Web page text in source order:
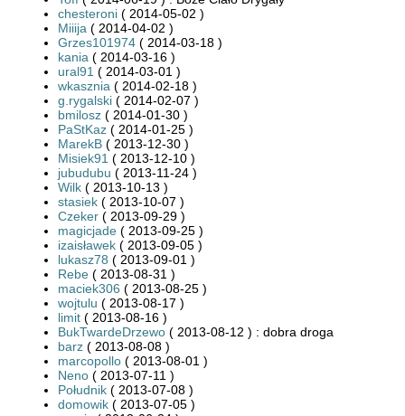
chesteroni ( 2014-05-02 )
Miiija ( 2014-04-02 )
Grzes101974 ( 2014-03-18 )
kania ( 2014-03-16 )
ural91 ( 2014-03-01 )
wkasznia ( 2014-02-18 )
g.rygalski ( 2014-02-07 )
bmilosz ( 2014-01-30 )
PaStKaz ( 2014-01-25 )
MarekB ( 2013-12-30 )
Misiek91 ( 2013-12-10 )
jubudubu ( 2013-11-24 )
Wilk ( 2013-10-13 )
stasiek ( 2013-10-07 )
Czeker ( 2013-09-29 )
magicjade ( 2013-09-25 )
izaisławek ( 2013-09-05 )
lukasz78 ( 2013-09-01 )
Rebe ( 2013-08-31 )
maciek306 ( 2013-08-25 )
wojtulu ( 2013-08-17 )
limit ( 2013-08-16 )
BukTwardeDrzewo ( 2013-08-12 ) : dobra droga
barz ( 2013-08-08 )
marcopollo ( 2013-08-01 )
Neno ( 2013-07-11 )
Południk ( 2013-07-08 )
domowik ( 2013-07-05 )